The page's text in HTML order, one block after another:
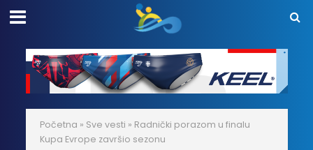
Početna » Sve vesti » Radnički porazom u finalu
Kupa Evrope završio sezonu